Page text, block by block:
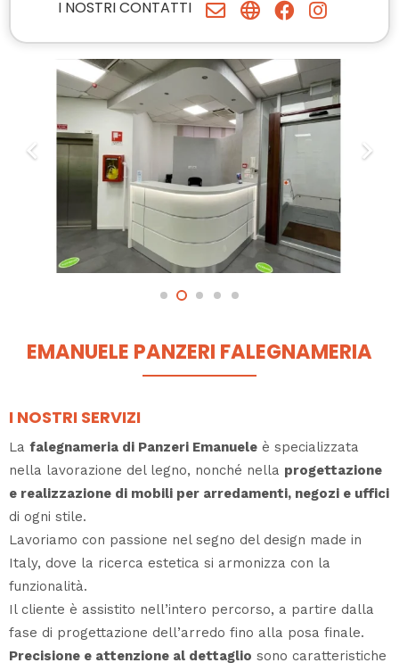
I NOSTRI CONTATTI
EMANUELE PANZERI FALEGNAMERIA
I NOSTRI SERVIZI
La falegnameria di Panzeri Emanuele è specializzata
nella lavorazione del legno, nonché nella progettazione
e realizzazione di mobili per arredamenti, negozi e uffici
di ogni stile.
Lavoriamo con passione nel segno del design made in
Italy, dove la ricerca estetica si armonizza con la
funzionalità.
Il cliente è assistito nell’intero percorso, a partire dalla
fase di progettazione dell’arredo fino alla posa finale.
Precisione e attenzione al dettaglio sono caratteristiche